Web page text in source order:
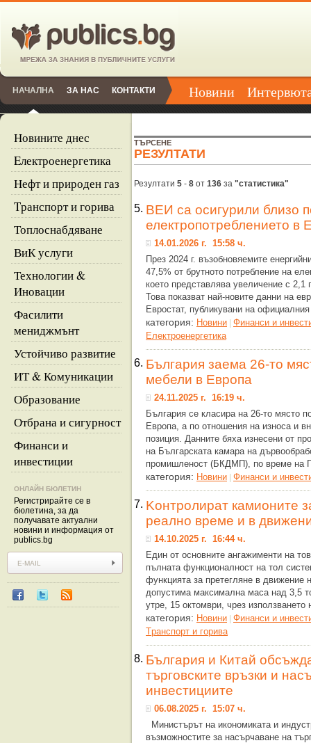
НАЧАЛНА ЗА НАС КОНТАКТИ Новини
Новините днес
Eлектроенергетика
Нефт и природен газ
Tранспорт и горива
Топлоснабдяване
ВиК услуги
Технологии &
Иновации
Фасилити
мениджмънт
Устойчиво развитие
ИТ & Комуникации
Образование
Отбрана и сигурност
Финанси и
инвестиции
ОНЛАЙН БЮЛЕТИН
Регистрирайте се в
бюлетина, за да
получавате актуални
новини и информация от
publics.bg
ТЪРСЕНЕ
РЕЗУЛТАТИ
Резултати 5 - 8 от 136 за "статистика"
5. ВЕИ са осигурили близо
електропотреблението в
14.01.2026 г. 15:58 ч.
През 2024 г. възобновяемите
47,5% от брутното потребление на
което представлява увеличение с 2,1
Това показват най-новите данни на
Евростат, публикувани на официалния
категория: Новини | Финанси и
Eлектроенергетика
6. България заема 26-то
мебели в Европа
24.11.2025 г. 16:19 ч.
България се класира на 26-то място
Европа, а по отношения на износа и
позиция. Данните бяха изнесени от
на Българската камара на
промишленост (БКДМП), по време на
категория: Новини | Финанси и
7. Kонтролират камионите
реално време и в
14.10.2025 г. 16:44 ч.
Един от основните ангажименти на
пълната функционалност на тол
функцията за претегляне в движение
допустима максимална маса над 3,5
утре, 15 октомври, чрез
категория: Новини | Финанси и
Tранспорт и горива
8. България и Китай
търговските връзки и
инвестициите
06.08.2025 г. 15:07 ч.
Министърът на икономиката и
възможностите за насърчаване на